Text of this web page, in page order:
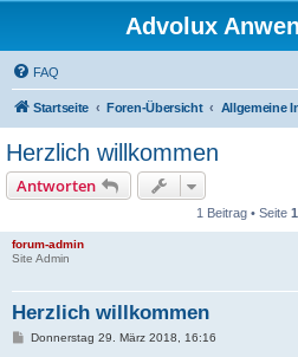
Advolux
FAQ
Startseite Foren-Übersicht Allgemeine
Herzlich willkommen
Antworten
1 Beitrag • Seite 1
forum-admin
Site Admin
Herzlich willkommen
BDonnerstag 29. März 2018, 16:16